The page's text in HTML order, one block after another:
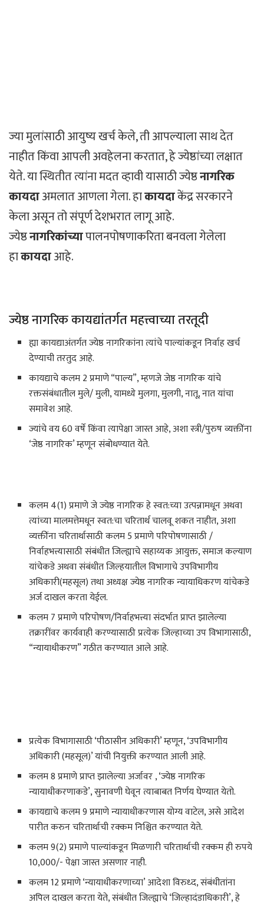
ज्या मुलांसाठी आयुष्य खर्च केले, ती आपल्याला साथ देत
नाहीत किंवा आपली अवहेलना करतात, हे ज्येष्ठांच्या लक्षात
येते. या स्थितीत त्यांना मदत व्हावी यासाठी ज्येष्ठनागरिक
कायदाअमलात आणला गेला. हाकायदाकेंद्र सरकारने
केला असून तो संपूर्ण देशभरात लागू आहे.
ज्येष्ठनागरिकांच्यापालनपोषणाकरिता बनवला गेलेला
हाकायदाआहे.
ज्येष्ठ नागरिक कायद्यांतर्गत महत्त्वाच्या तरतूदी
ह्या कायद्याअंतर्गत ज्येष्ठ नागरिकांना त्यांचे पाल्यांकडून निर्वाह खर्च
देण्याची तरतुद आहे.
कायद्याचे कलम 2 प्रमाणे “पाल्य”, म्हणजे जेष्ठ नागरिक यांचे
रक्तसंबंधातील मुले/ मुली, यामध्ये मुलगा, मुलगी, नातू, नात यांचा
समावेश आहे.
ज्यांचे वय 60 वर्षे किंवा त्यापेक्षा जास्त आहे, अशा स्त्री/पुरुष व्यक्तींना
‘जेष्ठ नागरिक’ म्हणून संबोधण्यात येते.
कलम 4(1) प्रमाणे जे ज्येष्ठ नागरिक हे स्वत:च्या उत्पन्नामधून अथवा
त्यांच्या मालमत्तेमधून स्वत:चा चरितार्थ चालवू शकत नाहीत, अशा
व्यक्तींना चरितार्थासाठी कलम 5 प्रमाणे परिपोषणासाठी /
निर्वाहभत्त्यासाठी संबंधीत जिल्ह्याचे सहाय्यक आयुक्त, समाज कल्याण
यांचेकडे अथवा संबंधीत जिल्हयातील विभागाचे उपविभागीय
अधिकारी(महसूल) तथा अध्यक्ष ज्येष्ठ नागरिक न्यायाधिकरण यांचेकडे
अर्ज दाखल करता येईल.
कलम 7 प्रमाणे परिपोषण/निर्वाहभत्त्या संदर्भात प्राप्त झालेल्या
तक्रारींवर कार्यवाही करण्यासाठी प्रत्येक जिल्हाच्या उप विभागासाठी,
“न्यायाधीकरण” गठीत करण्यात आले आहे.
प्रत्येक विभागासाठी ‘पीठासीन अधिकारी’ म्हणून, ‘उपविभागीय
अधिकारी (महसूल)’ यांची नियुक्ती करण्यात आली आहे.
कलम 8 प्रमाणे प्राप्त झालेल्या अर्जावर , ‘ज्येष्ठ नागरिक
न्यायाधीकरणाकडे’, सुनावणी घेवून त्याबाबत निर्णय घेण्यात येतो.
कायद्याचे कलम 9 प्रमाणे न्यायाधीकरणास योग्य वाटेल, असे आदेश
पारीत करुन चरितार्थाची रक्कम निश्चित करण्यात येते.
कलम 9(2) प्रमाणे पाल्यांकडून मिळणारी चरितार्थाची रक्कम ही रुपये
10,000/- पेक्षा जास्त असणार नाही.
कलम 12 प्रमाणे ‘न्यायाधीकरणाच्या’ आदेशा विरुध्द, संबंधीतांना
अपिल दाखल करता येते, संबंधीत जिल्ह्याचे ‘जिल्हादंडाधिकारी’, हे